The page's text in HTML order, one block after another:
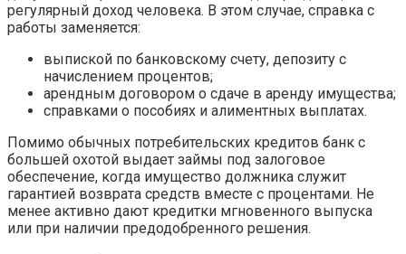
регулярный доход человека. В этом случае, справка с
работы заменяется:
выпиской по банковскому счету, депозиту с
начислением процентов;
арендным договором о сдаче в аренду имущества;
справками о пособиях и алиментных выплатах.
Помимо обычных потребительских кредитов банк с
большей охотой выдает займы под залоговое
обеспечение, когда имущество должника служит
гарантией возврата средств вместе с процентами. Не
менее активно дают кредитки мгновенного выпуска
или при наличии предодобренного решения.